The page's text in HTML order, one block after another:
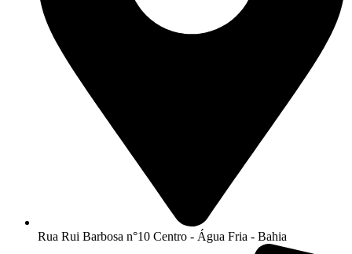
Rua Rui Barbosa n°10 Centro - Água Fria - Bahia